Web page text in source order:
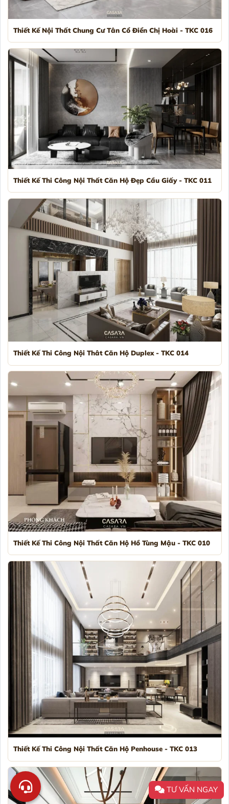
Thiết Kế Nội Thất Chung Cư Tân Cổ Điển Chị Hoài - TKC 016
Thiết Kế Thi Công Nội Thất Căn Hộ Đẹp Cầu Giấy - TKC 011
Thiết Kế Thi Công Nội Thât Căn Hộ Duplex - TKC 014
Thiết Kế Thi Công Nội Thất Căn Hộ Hồ Tùng Mậu - TKC 010
Thiết Kế Thi Công Nội Thất Căn Hộ Penhouse - TKC 013
TƯ VẤN NGAY